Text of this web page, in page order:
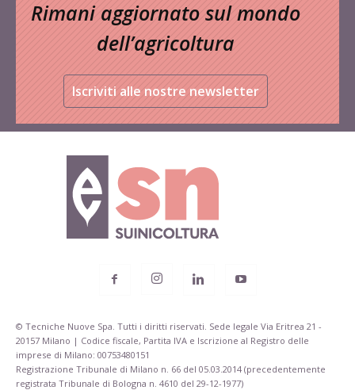
Rimani aggiornato sul mondo
dell’agricoltura
Iscriviti alle nostre newsletter
© Tecniche Nuove Spa. Tutti i diritti riservati. Sede legale Via Eritrea 21 -
20157 Milano | Codice fiscale, Partita IVA e Iscrizione al Registro delle
imprese di Milano: 00753480151
Registrazione Tribunale di Milano n. 66 del 05.03.2014 (precedentemente
registrata Tribunale di Bologna n. 4610 del 29-12-1977)